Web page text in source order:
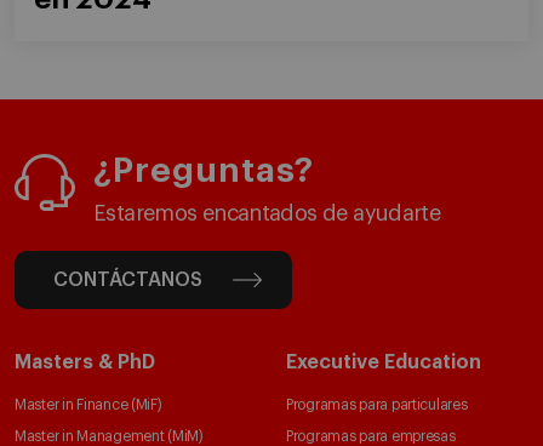
¿Preguntas?
Estaremos encantados de ayudarte
CONTÁCTANOS
Masters & PhD
Master in Finance (MiF)
Master in Management (MiM)
Executive Education
Programas para particulares
Programas para empresas